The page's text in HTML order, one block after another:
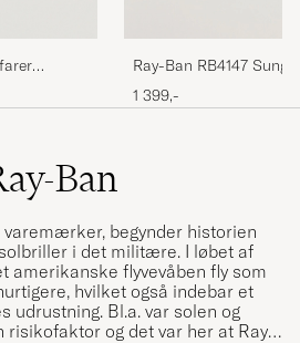
Green
Ray-Ban RB4147
Havana/Crystal Brown
1 399,-
Ban
varemærker, begynder historien
i det militære. I løbet af
amerikanske flyvevåben fly som
hvilket også indebar et
udrustning. Bl.a. var solen og
og det var her at Ray-